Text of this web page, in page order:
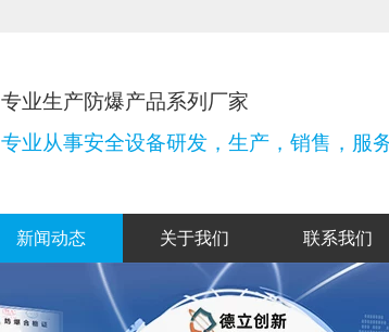
专业生产防爆产品系列厂家
专业从事安全设备研发，生产，销售，服
新闻动态 关于我们 联系我们